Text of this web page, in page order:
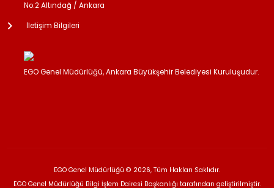
No:2 Altındağ / Ankara
İletişim Bilgileri
EGO Genel Müdürlüğü, Ankara Büyükşehir Belediyesi Kuruluşudur.
EGO Genel Müdürlüğü © 2026, Tüm Hakları Saklıdır.
EGO Genel Müdürlüğü Bilgi İşlem Dairesi Başkanlığı tarafından geliştirilmiştir.